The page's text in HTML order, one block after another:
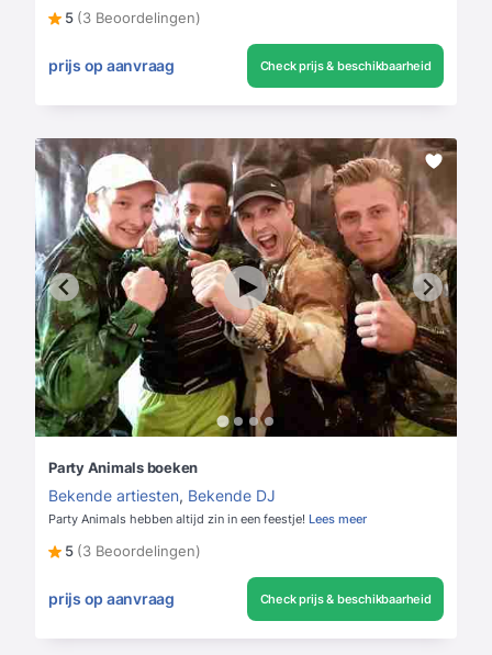
5 (3 Beoordelingen)
prijs op aanvraag Check prijs & beschikbaarheid
Party Animals boeken
Bekende artiesten, Bekende DJ
Party Animals hebben altijd zin in een feestje! Lees meer
5 (3 Beoordelingen)
prijs op aanvraag Check prijs & beschikbaarheid